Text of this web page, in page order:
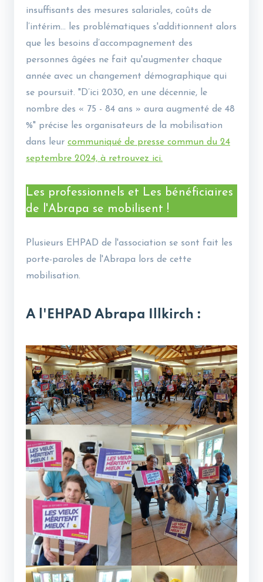
insuffisants des mesures salariales, coûts de
l’intérim... les problématiques s'additionnent alors
que les besoins d’accompagnement des
personnes âgées ne fait qu'augmenter chaque
année avec un changement démographique qui
se poursuit. "D’ici 2030, en une décennie, le
nombre des « 75 - 84 ans » aura augmenté de 48
%" précise les organisateurs de la mobilisation
dans leur communiqué de presse commun du 24
septembre 2024, à retrouvez ici.
Les professionnels et Les bénéficiaires
de l'Abrapa se mobilisent !
Plusieurs EHPAD de l'association se sont fait les
porte-paroles de l'Abrapa lors de cette
mobilisation.
A l'EHPAD Abrapa Illkirch :